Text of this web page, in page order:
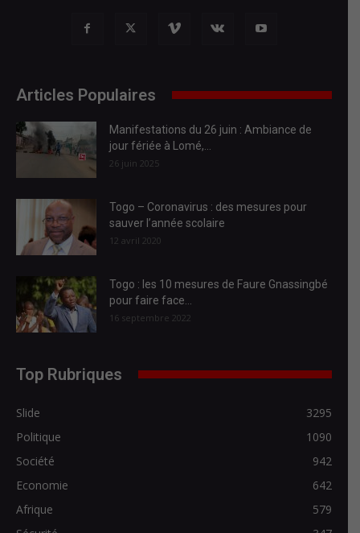
Articles Populaires
Manifestations du 26 juin : Ambiance de
jour fériée à Lomé,...
26 juin 2025
Togo – Coronavirus : des mesures pour
sauver l’année scolaire
12 avril 2020
Togo : les 10 mesures de Faure Gnassingbé
pour faire face...
16 septembre 2022
Top Rubriques
Slide
3295
Politique
1090
Société
942
Economie
642
Afrique
579